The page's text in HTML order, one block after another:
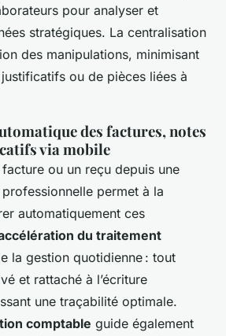
pour analyser et
stratégiques. La centralisation
des manipulations, minimisant
ou de pièces liées à
des factures, notes
via mobile
ou un reçu depuis une
permet à la
automatiquement ces
du traitement
la gestion quotidienne : tout
et rattaché à l’écriture
une traçabilité optimale.
comptable guide également